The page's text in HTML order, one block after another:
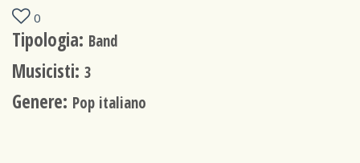
0
Tipologia: Band
Musicisti: 3
Genere: Pop italiano